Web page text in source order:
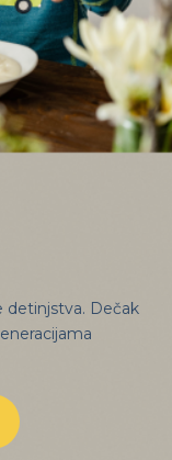
detinjstva. Dečak